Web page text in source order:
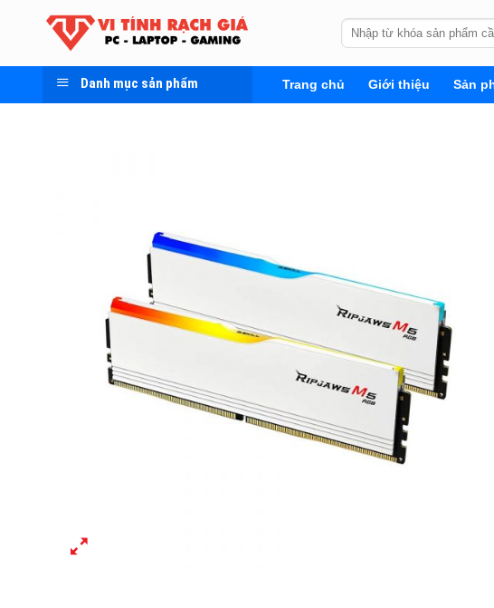
Tìm
kiếm:
Danh mục sản phẩm Trang chủ Giới thiệu Sản